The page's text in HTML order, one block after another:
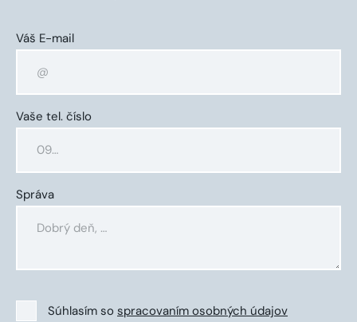
Váš E-mail
Vaše tel. číslo
Správa
Súhlasím so spracovaním osobných údajov